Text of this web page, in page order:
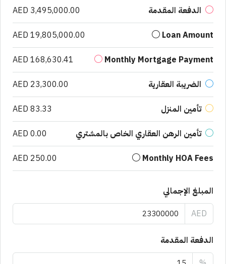
الدفعة المقدمة AED 3,495,000.00
Loan Amount
AED 19,805,000.00
Monthly Mortgage Payment
AED 168,630.41
الضريبة العقارية AED 23,300.00
تأمين المنزل AED 83.33
تأمين الرهن العقاري الخاص بالمشتري AED 0.00
Monthly HOA Fees
AED 250.00
المبلغ الإجمالي
AED
الدفعة المقدمة